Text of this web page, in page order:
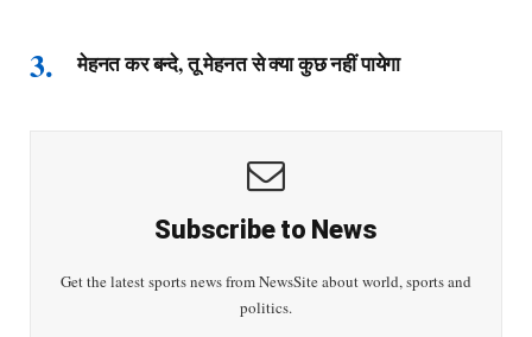
मेहनत कर बन्दे, तू मेहनत से क्या कुछ नहीं पायेगा
Subscribe to News
Get the latest sports news from NewsSite about world, sports and
politics.